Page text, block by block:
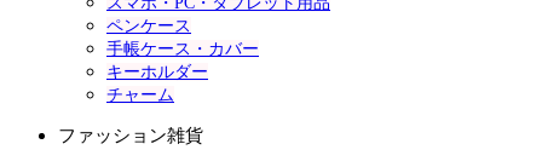
ペンケース
手帳ケース・カバー
キーホルダー
チャーム
ファッション雑貨